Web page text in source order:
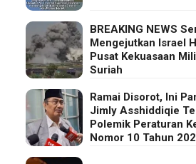
BREAKING NEWS
Mengejutkan Israel
Pusat Kekuasaan
Suriah
Ramai Disorot, Ini
Jimly Asshiddiqie
Polemik Peraturan
Nomor 10 Tahun